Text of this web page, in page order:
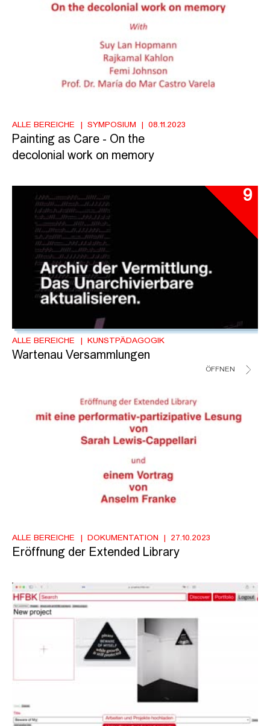
ALLE BEREICHE SYMPOSIUM 08.11.2023
Painting as Care - On the
decolonial work on memory
9
ALLE BEREICHE KUNSTPÄDAGOGIK
Wartenau Versammlungen
ÖFFNEN
ALLE BEREICHE DOKUMENTATION 27.10.2023
Eröffnung der Extended Library